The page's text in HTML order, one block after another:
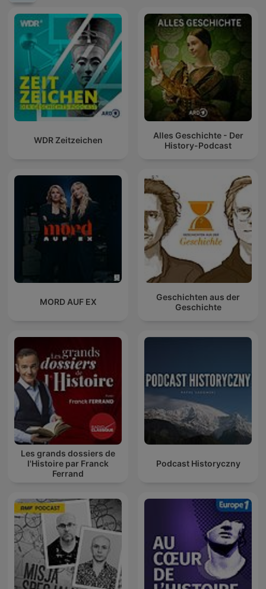
WDR Zeitzeichen
Alles Geschichte - Der
History-Podcast
MORD AUF EX
Geschichten aus der
Geschichte
Les grands dossiers de
l'Histoire par Franck
Ferrand
Podcast Historyczny